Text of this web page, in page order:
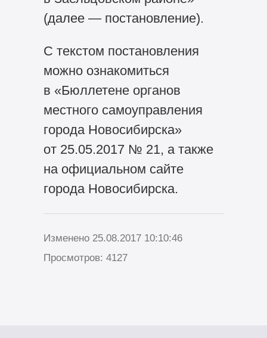
(далее — постановление).
С текстом постановления
можно ознакомиться
в «Бюллетене органов
местного самоуправления
города Новосибирска»
от 25.05.2017 № 21, а также
на официальном сайте
города Новосибирска.
Изменено 25.08.2017 10:10:46
Просмотров: 4127